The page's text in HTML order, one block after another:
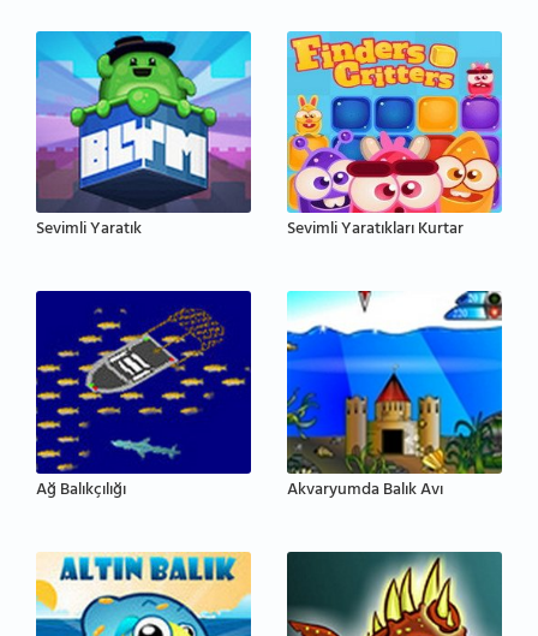
Sevimli Yaratık Sevimli Yaratıkları Kurtar
Ağ Balıkçılığı Akvaryumda Balık Avı